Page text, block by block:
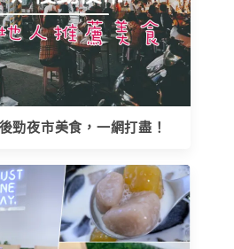
勁夜市美食，一網打盡！